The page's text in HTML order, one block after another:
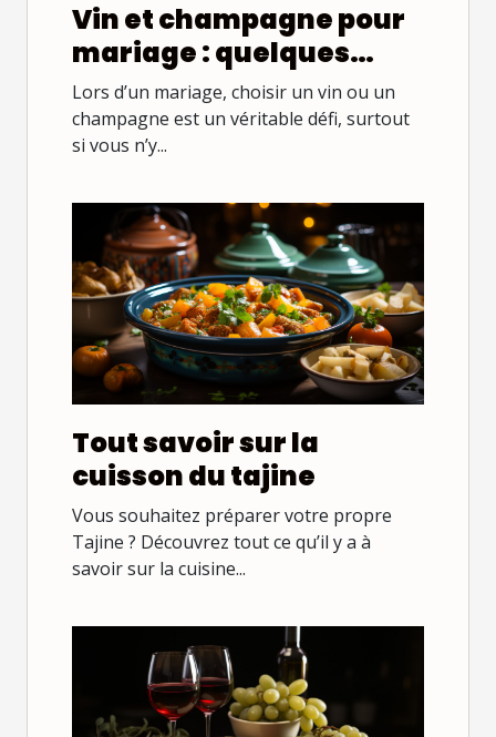
Vin et champagne pour
mariage : quelques
conseils pour bien les
choisir
Lors d’un mariage, choisir un vin ou un
champagne est un véritable défi, surtout
si vous n’y...
Tout savoir sur la
cuisson du tajine
Vous souhaitez préparer votre propre
Tajine ? Découvrez tout ce qu’il y a à
savoir sur la cuisine...